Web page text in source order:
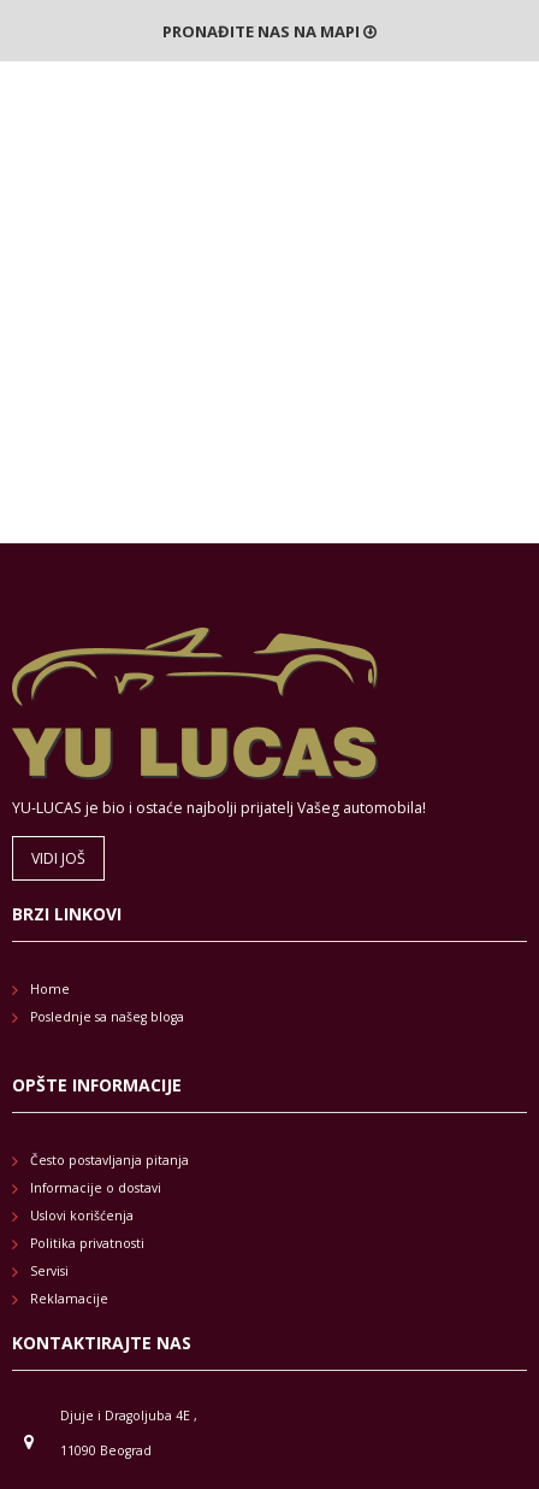
PRONAĐITE NAS NA MAPI
YU-LUCAS je bio i ostaće najbolji prijatelj Vašeg automobila!
VIDI JOŠ
BRZI LINKOVI
Home
Poslednje sa našeg bloga
OPŠTE INFORMACIJE
Često postavljanja pitanja
Informacije o dostavi
Uslovi korišćenja
Politika privatnosti
Servisi
Reklamacije
KONTAKTIRAJTE NAS
Djuje i Dragoljuba 4E ,
11090 Beograd